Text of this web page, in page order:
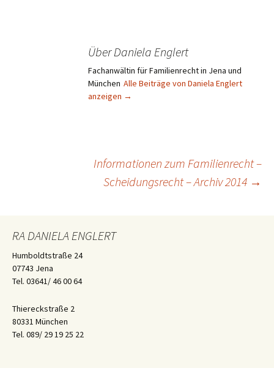
Über Daniela Englert
Fachanwältin für Familienrecht in Jena und
München Alle Beiträge von Daniela Englert
anzeigen →
Beitragsnavigation
Informationen zum Familienrecht –
Scheidungsrecht – Archiv 2014 →
RA DANIELA ENGLERT
Humboldtstraße 24
07743 Jena
Tel. 03641/ 46 00 64
Thiereckstraße 2
80331 München
Tel. 089/ 29 19 25 22